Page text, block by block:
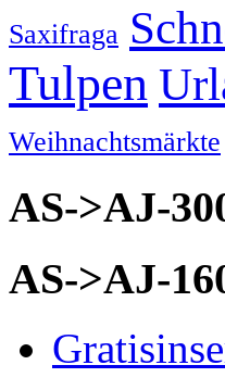
Saxifraga
Tulpen
Weihnachtsmärkte
AS->AJ-
AS->AJ-